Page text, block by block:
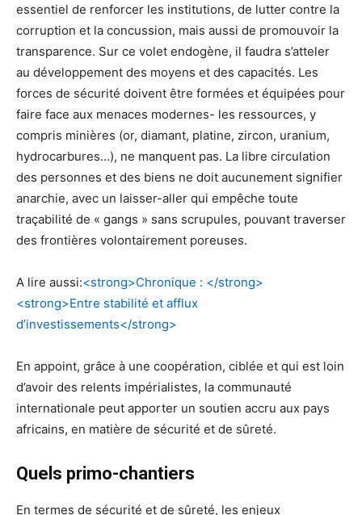
essentiel de renforcer les institutions, de lutter contre la
corruption et la concussion, mais aussi de promouvoir la
transparence. Sur ce volet endogène, il faudra s’atteler
au développement des moyens et des capacités. Les
forces de sécurité doivent être formées et équipées pour
faire face aux menaces modernes- les ressources, y
compris minières (or, diamant, platine, zircon, uranium,
hydrocarbures…), ne manquent pas. La libre circulation
des personnes et des biens ne doit aucunement signifier
anarchie, avec un laisser-aller qui empêche toute
traçabilité de « gangs » sans scrupules, pouvant traverser
des frontières volontairement poreuses.
A lire aussi:<strong>Chronique : </strong>
<strong>Entre stabilité et afflux
d’investissements</strong>
En appoint, grâce à une coopération, ciblée et qui est loin
d’avoir des relents impérialistes, la communauté
internationale peut apporter un soutien accru aux pays
africains, en matière de sécurité et de sûreté.
Quels primo-chantiers
En termes de sécurité et de sûreté, les enjeux